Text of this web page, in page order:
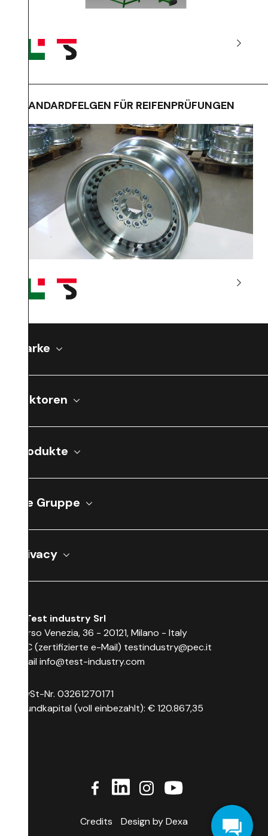
STANDARDFELGEN FÜR REIFENPRÜFUNGEN
Marke
Sektoren
Produkte
Die Gruppe
Privacy
© Test industry Srl
Corso Venezia, 36 - 20121, Milano - Italy
PEC (zertifizierte e-Mail) testindustry@pec.it
Email info@test-industry.com
MwSt-Nr. 03261270171
Grundkapital (voll einbezahlt): € 120.867,35
Credits Design by Dexa